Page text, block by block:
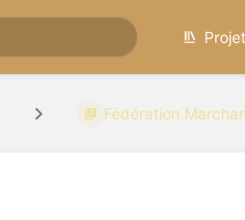
Fédération